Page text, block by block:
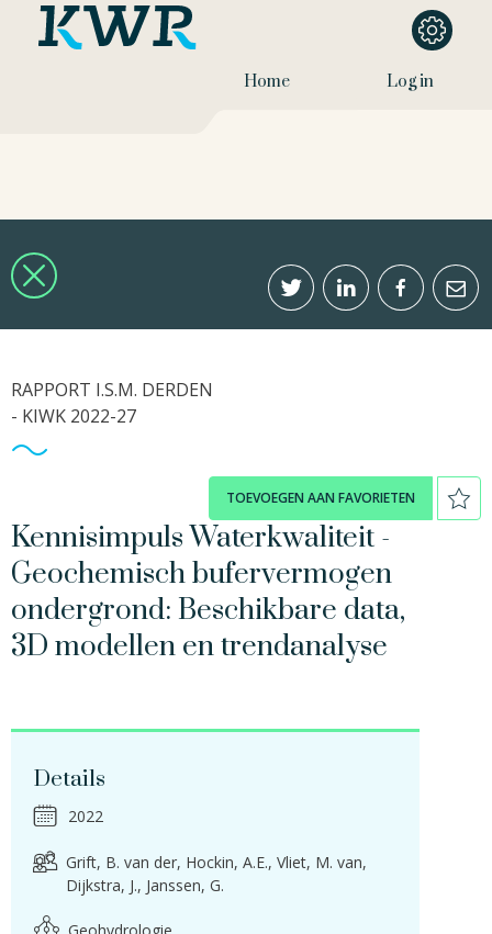
Home Log in
RAPPORT I.S.M. DERDEN
- KIWK 2022-27
TOEVOEGEN AAN FAVORIETEN
Kennisimpuls Waterkwaliteit -
Geochemisch bufervermogen
ondergrond: Beschikbare data,
3D modellen en trendanalyse
Details
2022
Grift, B. van der Hockin, A.E. Vliet, M. van
Dijkstra, J. Janssen, G.